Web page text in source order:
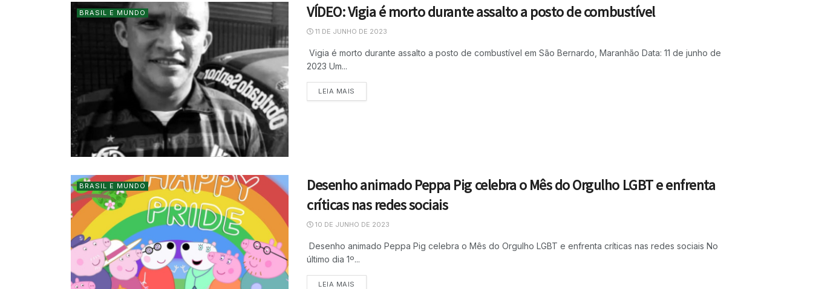
BRASIL E MUNDO VÍDEO: Vigia é morto durante assalto a posto de combustível
11 DE JUNHO DE 2023
Vigia é morto durante assalto a posto de combustível em São Bernardo, Maranhão Data: 11 de junho de
2023 Um...
LEIA MAIS
BRASIL E MUNDO
Desenho animado Peppa Pig celebra o Mês do Orgulho LGBT e enfrenta
críticas nas redes sociais
10 DE JUNHO DE 2023
Desenho animado Peppa Pig celebra o Mês do Orgulho LGBT e enfrenta críticas nas redes sociais No
último dia 1º...
LEIA MAIS